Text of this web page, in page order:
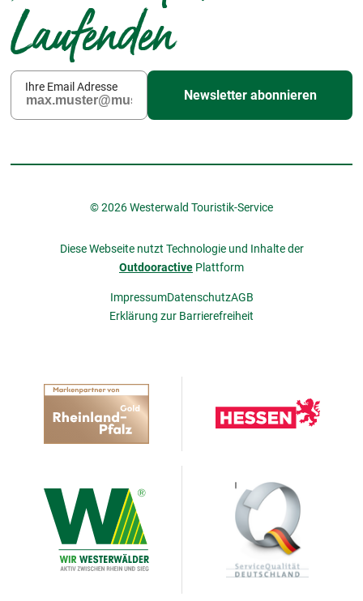
Laufenden
Ihre Email Adresse
Newsletter abonnieren
© 2026 Westerwald Touristik-Service
Diese Webseite nutzt Technologie und Inhalte der
Outdooractive Plattform
ImpressumDatenschutzAGB
Erklärung zur Barrierefreiheit